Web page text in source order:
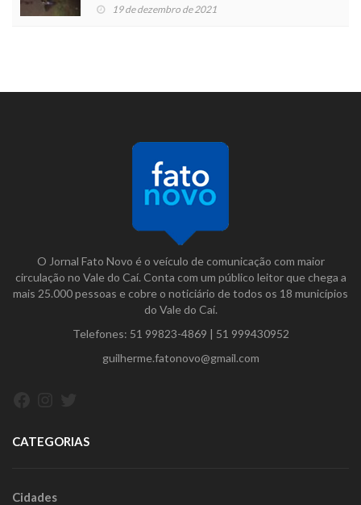
19 de dezembro de 2021
O Jornal Fato Novo é o veículo de comunicação com maior
circulação no Vale do Caí. Conta com um público leitor que chega a
mais 25.000 pessoas e cobre o noticiário de todos os 18 municípios
do Vale do Caí.
Telefones: 51 99823-4869 | 51 999430952
guilherme.fatonovo@gmail.com
CATEGORIAS
Cidades